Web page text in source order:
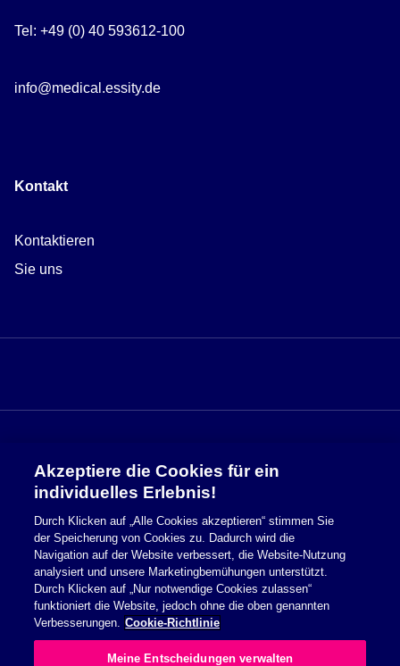
Tel: +49 (0) 40 593612-100
info@medical.essity.de
Kontakt
Kontaktieren
Sie uns
Sicherheitsinformationen
Nutzungsbedingungen
Cookie Richtlinie
Datenschutzerklärung
Impressum
Akzeptiere die Cookies für ein
individuelles Erlebnis!
Durch Klicken auf „Alle Cookies akzeptieren“ stimmen Sie
der Speicherung von Cookies zu. Dadurch wird die
Navigation auf der Website verbessert, die Website-Nutzung
analysiert und unsere Marketingbemühungen unterstützt.
Durch Klicken auf „Nur notwendige Cookies zulassen“
funktioniert die Website, jedoch ohne die oben genannten
Verbesserungen. Cookie-Richtlinie
Meine Entscheidungen verwalten